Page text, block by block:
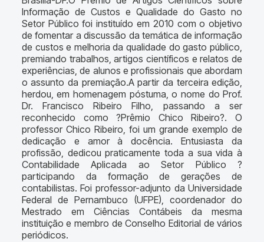
Informação de Custos e Qualidade do Gasto no
Setor Público foi instituído em 2010 com o objetivo
de fomentar a discussão da temática de informação
de custos e melhoria da qualidade do gasto público,
premiando trabalhos, artigos científicos e relatos de
experiências, de alunos e profissionais que abordam
o assunto da premiação.A partir da terceira edição,
herdou, em homenagem póstuma, o nome do Prof.
Dr. Francisco Ribeiro Filho, passando a ser
reconhecido como ?Prêmio Chico Ribeiro?. O
professor Chico Ribeiro, foi um grande exemplo de
dedicação e amor à docência. Entusiasta da
profissão, dedicou praticamente toda a sua vida à
Contabilidade Aplicada ao Setor Público ?
participando da formação de gerações de
contabilistas. Foi professor-adjunto da Universidade
Federal de Pernambuco (UFPE), coordenador do
Mestrado em Ciências Contábeis da mesma
instituição e membro de Conselho Editorial de vários
periódicos.